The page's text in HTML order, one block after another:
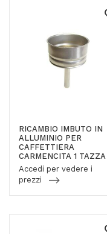
RICAMBIO IMBUTO IN
ALLUMINIO PER
CAFFETTIERA
CARMENCITA 1 TAZZA
Accedi per vedere i
prezzi